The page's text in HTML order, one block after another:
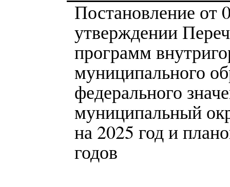
Постановление
утверждении
программ
муниципального
федерального
муниципальный
на 2025 год и
годов